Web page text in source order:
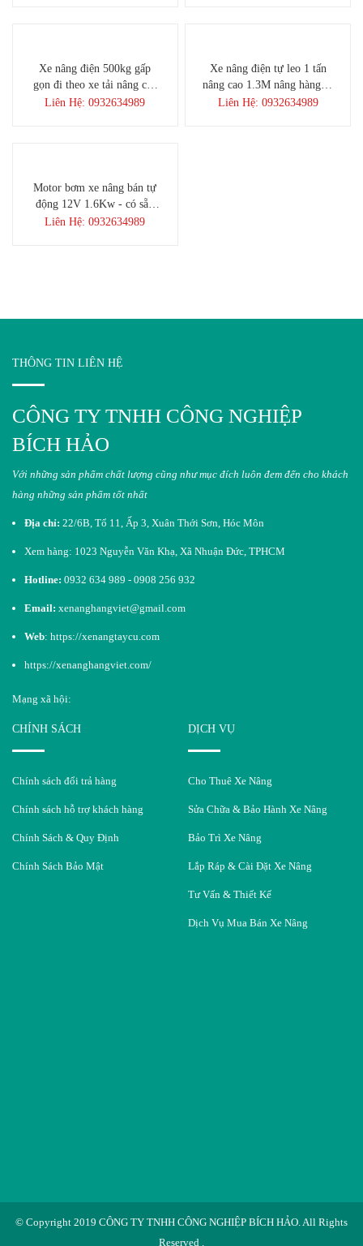
Xe nâng điện 500kg gấp
gọn đi theo xe tải nâng cao
1,7m dễ dàng sử dụng
Liên Hệ: 0932634989
Xe nâng điện tự leo 1 tấn
nâng cao 1.3M nâng hàng đi
theo xe tải
Liên Hệ: 0932634989
Motor bơm xe nâng bán tự
động 12V 1.6Kw - có sẵn
hàng TPHCM
Liên Hệ: 0932634989
THÔNG TIN LIÊN HỆ
CÔNG TY TNHH CÔNG NGHIỆP
BÍCH HẢO
Với những sản phẩm chất lượng cũng như mục đích luôn đem đến cho khách
hàng những sản phẩm tốt nhất​
Địa chỉ: 22/6B, Tổ 11, Ấp 3, Xuân Thới Sơn, Hóc Môn
Xem hàng: 1023 Nguyễn Văn Khạ, Xã Nhuận Đức, TPHCM
Hotline: 0932 634 989 - 0908 256 932
Email: xenanghangviet@gmail.com
Web: https://xenangtaycu.com
https://xenanghangviet.com/
Mạng xã hội:
CHÍNH SÁCH
Chính sách đổi trả hàng
Chính sách hỗ trợ khách hàng
Chính Sách & Quy Định
Chính Sách Bảo Mật
DỊCH VỤ
Cho Thuê Xe Nâng
Sửa Chữa & Bảo Hành Xe Nâng
Bảo Trì Xe Nâng
Lắp Ráp & Cài Đặt Xe Nâng
Tư Vấn & Thiết Kế
Dịch Vụ Mua Bán Xe Nâng
© Copyright 2019 CÔNG TY TNHH CÔNG NGHIỆP BÍCH HẢO . All Rights
Reserved .